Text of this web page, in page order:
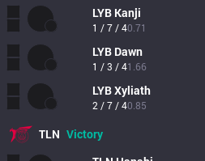
LYB Kanji
1 / 7 / 40.71
LYB Dawn
1 / 3 / 41.66
LYBXyliath
2 / 7 / 40.85
TLN Victory